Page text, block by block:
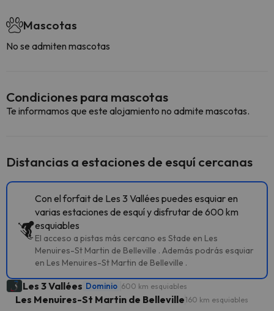
Mascotas
No se admiten mascotas
Condiciones para mascotas
Te informamos que este alojamiento no admite mascotas.
Distancias a estaciones de esquí cercanas
Con el forfait de Les 3 Vallées puedes esquiar en
varias estaciones de esquí y disfrutar de 600 km
esquiables
El acceso a pistas más cercano es Stade en Les
Menuires-St Martin de Belleville . Además podrás esquiar
en Les Menuires-St Martin de Belleville .
Les 3 Vallées Dominio 600 km esquiables
Les Menuires-St Martin de Belleville160 km esquiables